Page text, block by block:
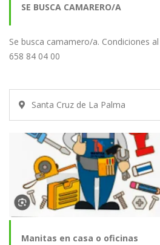
SE BUSCA CAMARERO/A
Se busca camamero/a. Condiciones
658 84 04 00
Santa Cruz de La Palma
Manitas en casa o oficinas